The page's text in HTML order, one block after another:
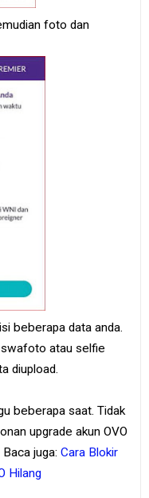
foto dan
beberapa data anda.
swafoto atau selfie
diupload.
beberapa saat. Tidak
upgrade akun OVO
juga: Cara Blokir
Hilang